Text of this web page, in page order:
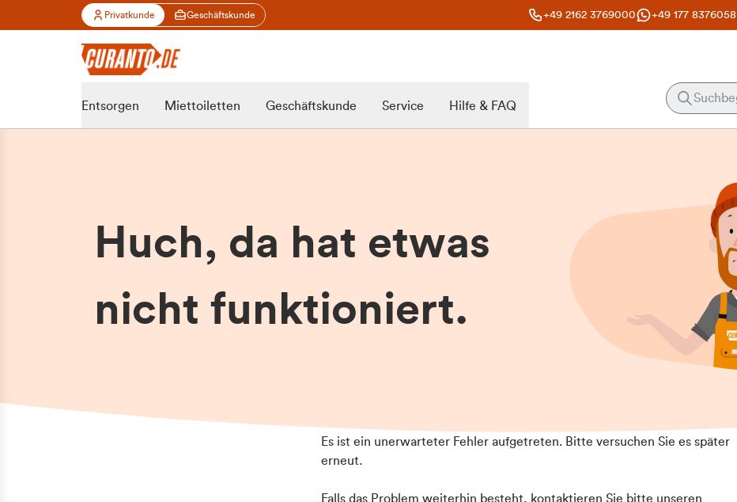
Privatkunde Geschäftskunde +49 2162 3769000 +49 177 8376058
Entsorgen Miettoiletten Geschäftskunde Service Hilfe & FAQ
Huch, da hat etwas
nicht funktioniert.
Es ist ein unerwarteter Fehler aufgetreten. Bitte versuchen Sie es später
erneut.
Falls das Problem weiterhin besteht, kontaktieren Sie bitte unseren